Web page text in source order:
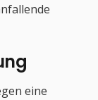
eine